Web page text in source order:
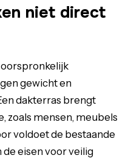
niet direct
gewicht en
dakterras brengt
zoals mensen, meubels
voldoet de bestaande
de eisen voor veilig